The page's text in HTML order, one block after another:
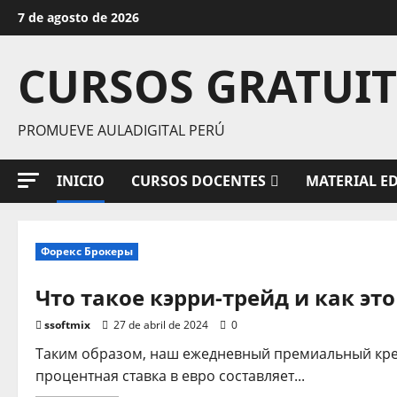
Saltar
al
7 de agosto de 2026
CURSOS
PROMUEVE AULADIGITAL PERÚ
INICIO CURSOS DOCENTES MATERIAL
Форекс Брокеры
Что такое кэрри-трейд и как
ssoftmix 27 de abril de 2024 0
Таким образом, наш ежедневный премиальный
процентная ставка в евро составляет...